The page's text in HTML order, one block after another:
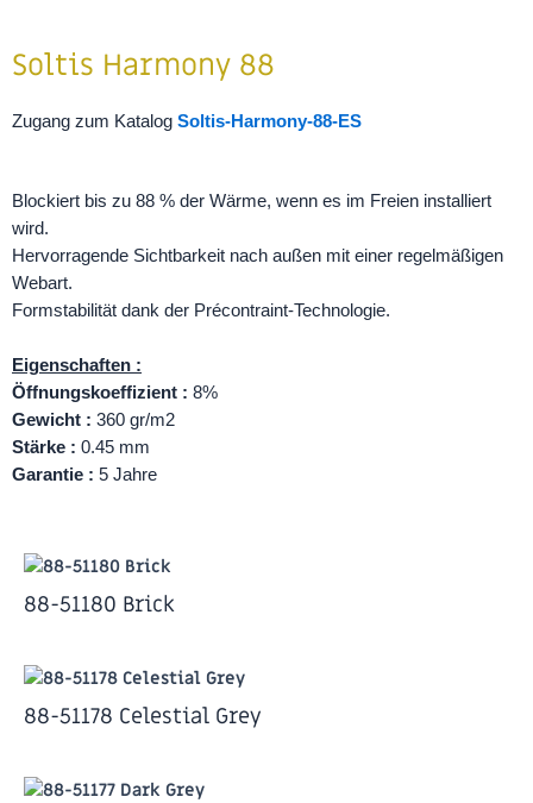
Soltis Harmony 88
Zugang zum Katalog Soltis-Harmony-88-ES
Blockiert bis zu 88 % der Wärme, wenn es im Freien installiert
wird.
Hervorragende Sichtbarkeit nach außen mit einer regelmäßigen
Webart.
Formstabilität dank der Précontraint-Technologie.
Eigenschaften :
Öffnungskoeffizient : 8%
Gewicht : 360 gr/m2
Stärke : 0.45 mm
Garantie : 5 Jahre
88-51180 Brick
88-51178 Celestial Grey